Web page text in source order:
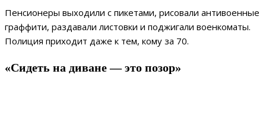
Пенсионеры выходили с пикетами, рисовали антивоенные
граффити, раздавали листовки и поджигали военкоматы.
Полиция приходит даже к тем, кому за 70.
«Сидеть на диване — это позор»